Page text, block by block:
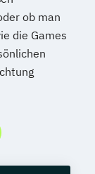
ob man
die Games